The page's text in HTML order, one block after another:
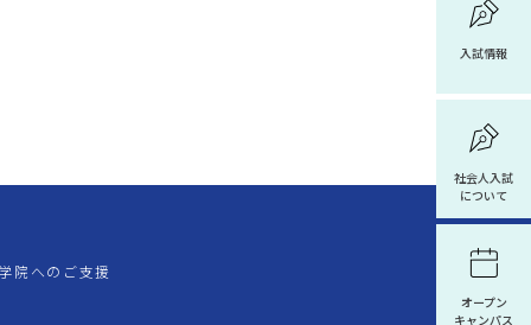
入試情報
社会人入試
について
オープン
キャンパス
院へのご支援